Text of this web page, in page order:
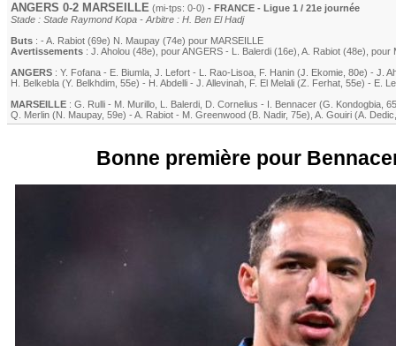
ANGERS 0-2 MARSEILLE (mi-tps: 0-0) - FRANCE - Ligue 1 / 21e journée
Stade : Stade Raymond Kopa - Arbitre : H. Ben El Hadj
Buts : - A. Rabiot (69e) N. Maupay (74e) pour MARSEILLE
Avertissements : J. Aholou (48e) , pourANGERS - L. Balerdi (16e) A. Rabiot (48e) , pour
ANGERS : Y. Fofana - E. Biumla J. Lefort - L. Rao-Lisoa F. Hanin (J. Ekomie , 80e) - J.
H. Belkebla (Y. Belkhdim , 55e) - H. Abdelli - J. Allevinah F. El Melali (Z. Ferhat , 55e) - E.
MARSEILLE : G. Rulli - M. Murillo L. Balerdi D. Cornelius - I. Bennacer (G. Kondogbia ,
Q. Merlin (N. Maupay, 59e) - A. Rabiot - M. Greenwood (B. Nadir, 75e) A. Gouiri (A. Dedic
Bonne première pour